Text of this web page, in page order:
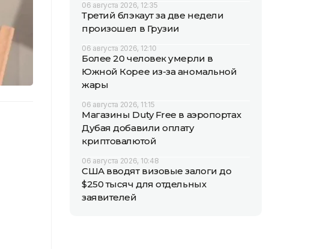
06 августа 2026, 12:35
Третий блэкаут за две недели
произошел в Грузии
06 августа 2026, 12:10
Более 20 человек умерли в
Южной Корее из-за аномальной
жары
06 августа 2026, 11:15
Магазины Duty Free в аэропортах
Дубая добавили оплату
криптовалютой
06 августа 2026, 10:48
США вводят визовые залоги до
$250 тысяч для отдельных
заявителей